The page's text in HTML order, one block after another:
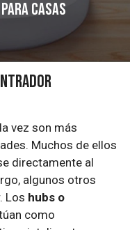
casas
vez son más
Muchos de ellos
directamente al
algunos otros
Los hubs o
como